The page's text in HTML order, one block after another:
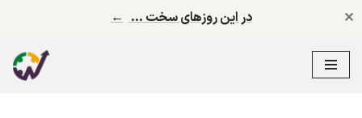
در این روزهای سخت … ← ✕
پرش